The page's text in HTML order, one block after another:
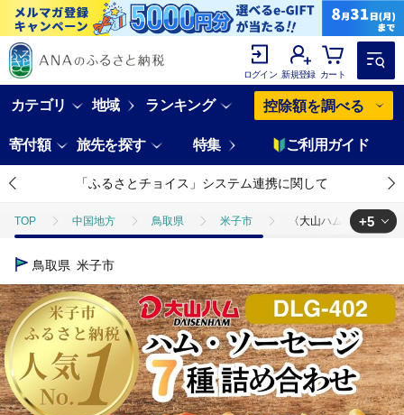
ログイン 新規登録 カート
カテゴリ 地域 ランキング 控除額を調べる
寄付額 旅先を探す 特集 ご利用ガイド
「ふるさとチョイス」システム連携に関して
TOP 中国地方 鳥取県 米子市 〈大山ハム〉ハム・
TOP
TOP 肉 豚肉 〈大山ハム〉ハム・ソーセージ7品詰め合わせ
TOP 加工肉 〈大山ハム〉ハム・ソーセージ7品詰め合わ
TOP 肉 加工肉 ハム・ソーセージ 〈大山ハム〉ハム
TOP 加工食品 〈大山ハム〉ハム・ソーセージ7品詰め合わせ（
+5
鳥取県 米子市